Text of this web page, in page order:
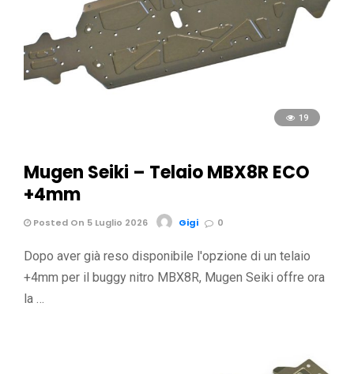
19
Mugen Seiki – Telaio MBX8R ECO
+4mm
Posted On 5 Luglio 2026 Gigi 0
Dopo aver già reso disponibile l'opzione di un telaio
+4mm per il buggy nitro MBX8R, Mugen Seiki offre ora
la …